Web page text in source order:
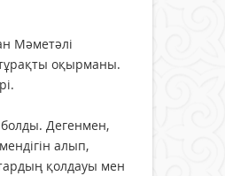
Мәметәлі
оқырманы.
болды. Дегенмен,
алып,
қолдауы мен